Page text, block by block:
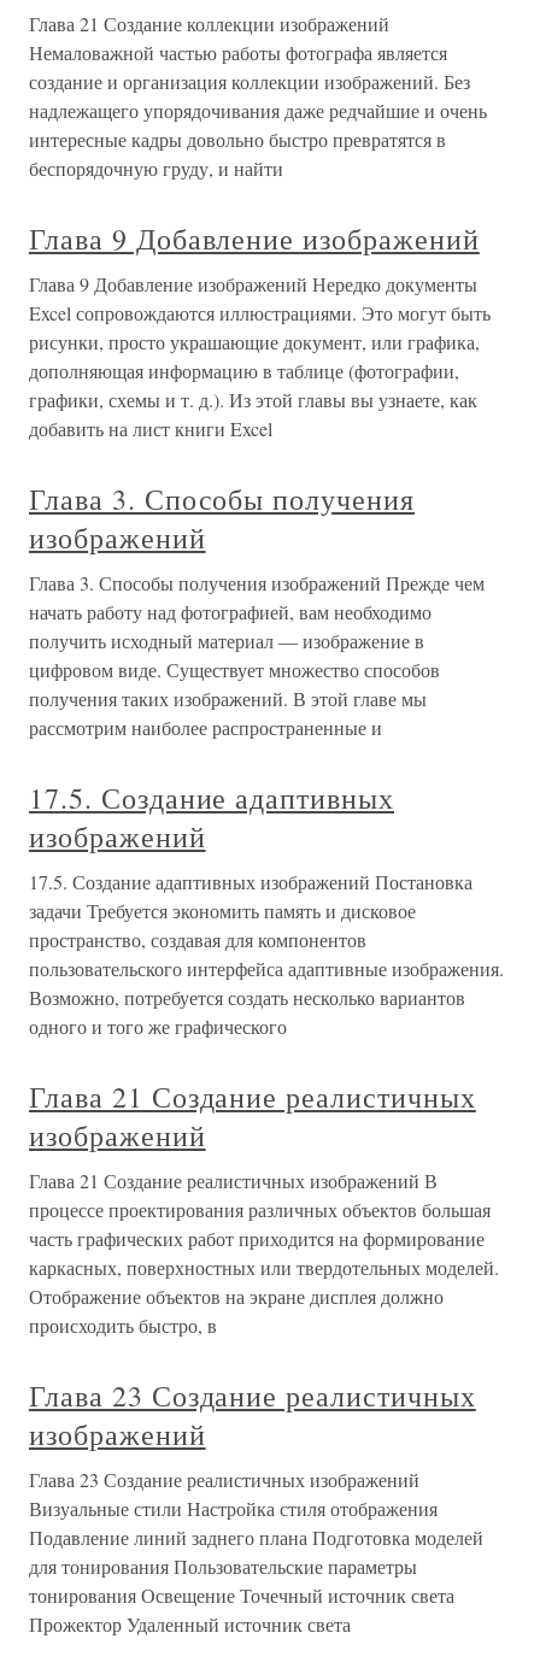
Глава 21 Создание коллекции изображений
Немаловажной частью работы фотографа является
создание и организация коллекции изображений. Без
надлежащего упорядочивания даже редчайшие и очень
интересные кадры довольно быстро превратятся в
беспорядочную груду, и найти
Глава 9 Добавление изображений
Глава 9 Добавление изображений Нередко документы
Excel сопровождаются иллюстрациями. Это могут быть
рисунки, просто украшающие документ, или графика,
дополняющая информацию в таблице (фотографии,
графики, схемы и т. д.). Из этой главы вы узнаете, как
добавить на лист книги Excel
Глава 3. Способы получения
изображений
Глава 3. Способы получения изображений Прежде чем
начать работу над фотографией, вам необходимо
получить исходный материал — изображение в
цифровом виде. Существует множество способов
получения таких изображений. В этой главе мы
рассмотрим наиболее распространенные и
17.5. Создание адаптивных
изображений
17.5. Создание адаптивных изображений Постановка
задачи Требуется экономить память и дисковое
пространство, создавая для компонентов
пользовательского интерфейса адаптивные изображения.
Возможно, потребуется создать несколько вариантов
одного и того же графического
Глава 21 Создание реалистичных
изображений
Глава 21 Создание реалистичных изображений В
процессе проектирования различных объектов большая
часть графических работ приходится на формирование
каркасных, поверхностных или твердотельных моделей.
Отображение объектов на экране дисплея должно
происходить быстро, в
Глава 23 Создание реалистичных
изображений
Глава 23 Создание реалистичных изображений
Визуальные стили Настройка стиля отображения
Подавление линий заднего плана Подготовка моделей
для тонирования Пользовательские параметры
тонирования Освещение Точечный источник света
Прожектор Удаленный источник света